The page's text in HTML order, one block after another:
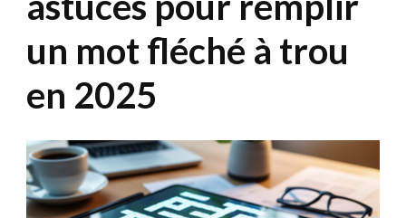
un mot fléché à trou
en 2025